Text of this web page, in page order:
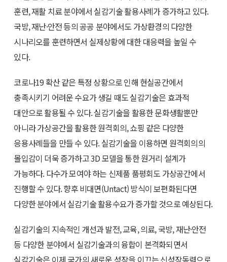
훈련, 재활 치료 분야에서 실감기술 활용사례가 증가하고 있다.
국방, 재난·안전 등의 공공 분야에서도 가상환경의 다양한
시나리오를 훈련하면서 실제상황에 대한 대응력을 높일 수
있다.
코로나19 확산 같은 특정 상황으로 인해 현실공간에서
충족시키기 어려운 수요가 생길 때도 실감기술은 효과적
대안으로 활용될 수 있다. 실감기술을 활용한 문화생활뿐만
아니라 가상공간을 활용한 원격회의, 쇼핑 같은 다양한
응용사례들을 만들 수 있다. 실감기술을 이용하면 원격회의의
몰입감이 더욱 증가하고 3D 모델을 통한 원거리 설계가
가능하다. 다수가 모여야 하는 신제품 품평회도 가상공간에서
진행할 수 있다. 향후 비대면(Untact) 방식이 보편화된다면
다양한 분야에서 실감기술 활용수요가 증가할 것으로 예상된다.
실감기술의 지속적인 개선과 발전, 교육, 의료, 국방, 재난·안전
등 다양한 분야에서 실감기술과의 융합이 본격화되면서
실감기술은 이제 국가의 새로운 성장을 이끄는 신성장동력으로